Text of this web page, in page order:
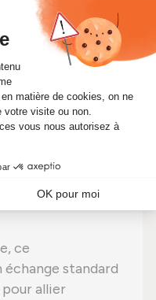
:
efficacité
(avec un
€)
geste
hésiter ?
en faisant
!
de
turbo IHI
ce
standard
allier